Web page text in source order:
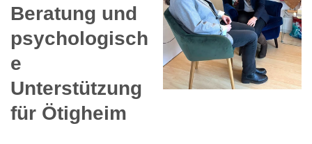
Beratung und
psychologisch
e
Unterstützung
für Ötigheim